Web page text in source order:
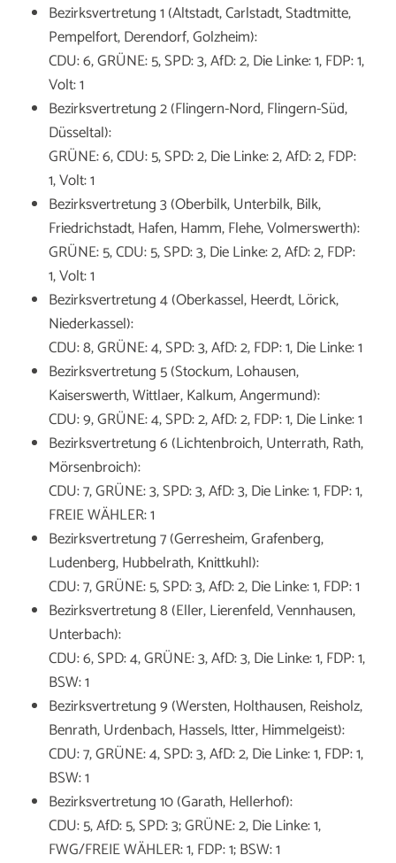
Bezirksvertretung 1 (Altstadt, Carlstadt, Stadtmitte,
Pempelfort, Derendorf, Golzheim):
CDU: 6, GRÜNE: 5, SPD: 3, AfD: 2, Die Linke: 1, FDP: 1,
Volt: 1
Bezirksvertretung 2 (Flingern-Nord, Flingern-Süd,
Düsseltal):
GRÜNE: 6, CDU: 5, SPD: 2, Die Linke: 2, AfD: 2, FDP:
1, Volt: 1
Bezirksvertretung 3 (Oberbilk, Unterbilk, Bilk,
Friedrichstadt, Hafen, Hamm, Flehe, Volmerswerth):
GRÜNE: 5, CDU: 5, SPD: 3, Die Linke: 2, AfD: 2, FDP:
1, Volt: 1
Bezirksvertretung 4 (Oberkassel, Heerdt, Lörick,
Niederkassel):
CDU: 8, GRÜNE: 4, SPD: 3, AfD: 2, FDP: 1, Die Linke: 1
Bezirksvertretung 5 (Stockum, Lohausen,
Kaiserswerth, Wittlaer, Kalkum, Angermund):
CDU: 9, GRÜNE: 4, SPD: 2, AfD: 2, FDP: 1, Die Linke: 1
Bezirksvertretung 6 (Lichtenbroich, Unterrath, Rath,
Mörsenbroich):
CDU: 7, GRÜNE: 3, SPD: 3, AfD: 3, Die Linke: 1, FDP: 1,
FREIE WÄHLER: 1
Bezirksvertretung 7 (Gerresheim, Grafenberg,
Ludenberg, Hubbelrath, Knittkuhl):
CDU: 7, GRÜNE: 5, SPD: 3, AfD: 2, Die Linke: 1, FDP: 1
Bezirksvertretung 8 (Eller, Lierenfeld, Vennhausen,
Unterbach):
CDU: 6, SPD: 4, GRÜNE: 3, AfD: 3, Die Linke: 1, FDP: 1,
BSW: 1
Bezirksvertretung 9 (Wersten, Holthausen, Reisholz,
Benrath, Urdenbach, Hassels, Itter, Himmelgeist):
CDU: 7, GRÜNE: 4, SPD: 3, AfD: 2, Die Linke: 1, FDP: 1,
BSW: 1
Bezirksvertretung 10 (Garath, Hellerhof):
CDU: 5, AfD: 5, SPD: 3; GRÜNE: 2, Die Linke: 1,
FWG/FREIE WÄHLER: 1, FDP: 1; BSW: 1